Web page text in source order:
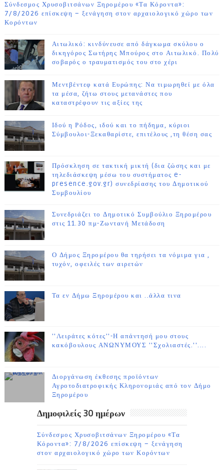
Σύνδεσμος Χρυσοβιτσάνων Ξηρομέρου «Τα Κόροντα»:
7/8/2026 επίσκεψη – ξενάγηση στον αρχαιολογικό χώρο των
Κορόντων
Αιτωλικό: κινδύνευσε από δάγκωμα σκύλου ο
δικηγόρος Σωτήρης Μπούρος στο Αιτωλικό. Πολύ
σοβαρός ο τραυματισμός του στο χέρι
Μεντβέντεφ κατά Ευρώπης: Να τιμωρηθεί με όλα
τα μέσα, ζήτω στους μετανάστες που
καταστρέφουν τις αξίες της
Ιδού η Ρόδος, ιδού και το πήδημα, κύριοι
Σύμβουλοι-Ξεκαθαρίστε, επιτέλους ,τη θέση σας
Πρόσκληση σε τακτική μικτή (δια ζώσης και με
τηλεδιάσκεψη μέσω του συστήματος e-
presence.gov.gr) συνεδρίασης του Δημοτικού
Συμβουλίου
Συνεδριάζει το Δημοτικό Συμβούλιο Ξηρομέρου
στις 11.30 πμ-Ζωντανή Μετάδοση
Ο Δήμος Ξηρομέρου θα τηρήσει τα νόμιμα για ,
τυχόν, οφειλές των αιρετών
Τα εν Δήμω Ξηρομέρου και ..άλλα τινα
''Λειράτες κότες''-Η απάντησή μου στους
κακόβουλους ΑΝΩΝΥΜΟΥΣ ''Σχολιαστές.''....
Διοργάνωση έκθεσης προϊόντων
Αγροτοδιατροφικής Κληρονομιάς από τον Δήμο
Ξηρομέρου
Δημοφιλείς 30 ημέρων
Σύνδεσμος Χρυσοβιτσάνων Ξηρομέρου «Τα
Κόροντα»: 7/8/2026 επίσκεψη – ξενάγηση
στον αρχαιολογικό χώρο των Κορόντων